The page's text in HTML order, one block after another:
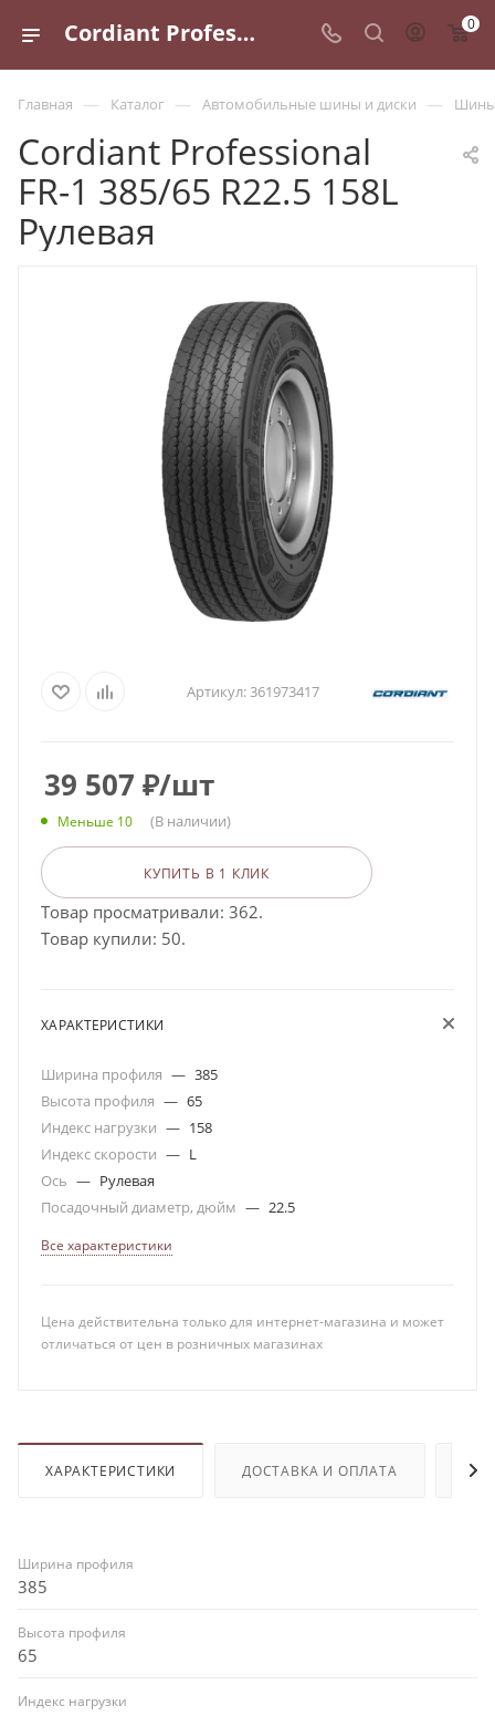
Cordiant Professional FR-1 385/65 R22.5 158L Рулевая - купить в Санкт-Петербурге по выгодной цене 0
Главная — Каталог — Автомобильные шины и диски — Шины
Cordiant Professional
FR-1 385/65 R22.5 158L
Рулевая
Артикул:361973417
39 507 ₽/шт
Меньше 10 (В наличии)
КУПИТЬ В 1 КЛИК
Товар просматривали: 362.
Товар купили: 50.
ХАРАКТЕРИСТИКИ
Ширина профиля — 385
Высота профиля — 65
Индекс нагрузки — 158
Индекс скорости — L
Ось — Рулевая
Посадочный диаметр, дюйм — 22.5
Все характеристики
Цена действительна только для интернет-магазина и может
отличаться от цен в розничных магазинах
ХАРАКТЕРИСТИКИ ДОСТАВКА И ОПЛАТА
Ширина профиля
385
Высота профиля
65
Индекс нагрузки